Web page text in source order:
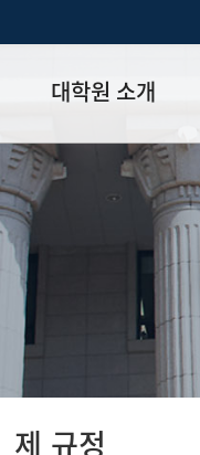
대학원 소개
원장인사
연혁
주임교수 연락처
자체 평가
제 규정